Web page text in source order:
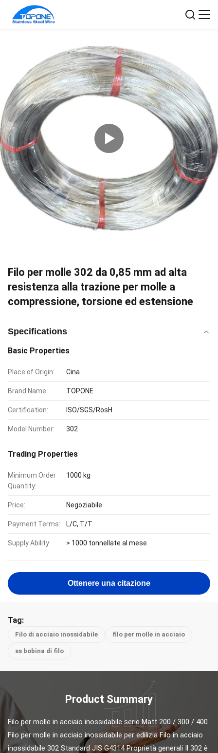
Filo per molle 302 da 0,85 mm ad alta
resistenza alla trazione per molle a
compressione, torsione ed estensione
Specifications
Basic Properties
Place of Origin: Cina
Brand Name: TOPONE
Certification: ISO/SGS/RosH
Model Number: 302
Trading Properties
Minimum Order
Quantity:
1000 kg
Price: Negoziabile
Payment Terms: L/C, T/T
Supply Ability: > 1000 tonnellate al mese
Ottenere una citazione
Tag:
Filo di acciaio inossidabile filo per molle in acciaio
ss bobina di filo
Product Summary
Filo per molle in acciaio inossidabile serie Matt 200 / 300 / 400
Filo per molle in acciaio inossidabile per edilizia Filo in acciaio
inossidabile 302 Standard JIS G4314 Proprietà generali Il 302 è